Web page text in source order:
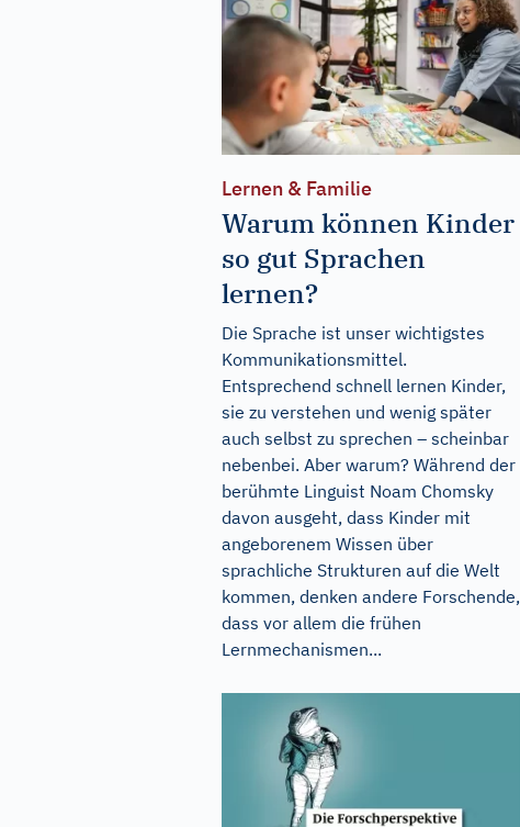
Lernen & Familie
Warum können Kinder
so gut Sprachen
lernen?
Die Sprache ist unser wichtigstes
Kommunikationsmittel.
Entsprechend schnell lernen Kinder,
sie zu verstehen und wenig später
auch selbst zu sprechen – scheinbar
nebenbei. Aber warum? Während der
berühmte Linguist Noam Chomsky
davon ausgeht, dass Kinder mit
angeborenem Wissen über
sprachliche Strukturen auf die Welt
kommen, denken andere Forschende,
dass vor allem die frühen
Lernmechanismen...